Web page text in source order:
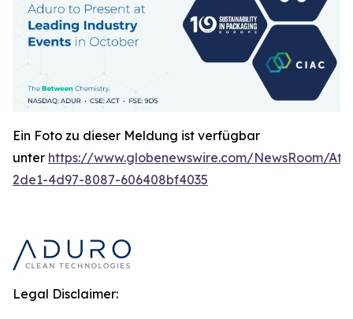
Ein Foto zu dieser Meldung ist verfügbar
unter https://www.globenewswire.com/NewsRoom/
2de1-4d97-8087-606408bf4035
Legal Disclaimer: